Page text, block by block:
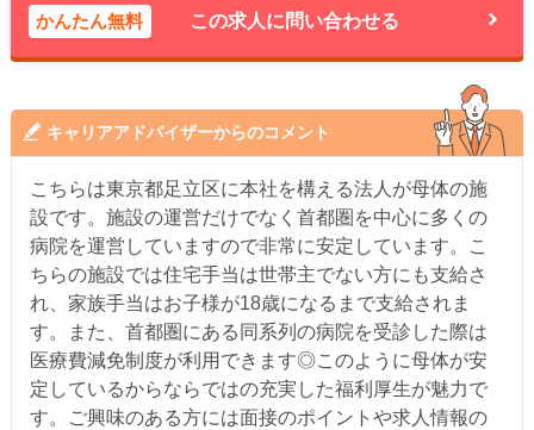
かんたん無料 この求人に問い合わせる
キャリアアドバイザーからのコメント
こちらは東京都足立区に本社を構える法人が母体の施
設です。施設の運営だけでなく首都圏を中心に多くの
病院を運営していますので非常に安定しています。こ
ちらの施設では住宅手当は世帯主でない方にも支給さ
れ、家族手当はお子様が18歳になるまで支給されま
す。また、首都圏にある同系列の病院を受診した際は
医療費減免制度が利用できます◎このように母体が安
定しているからならではの充実した福利厚生が魅力で
す。ご興味のある方には面接のポイントや求人情報の